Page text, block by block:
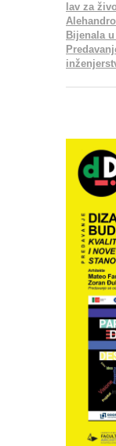
lav za
Bijenala